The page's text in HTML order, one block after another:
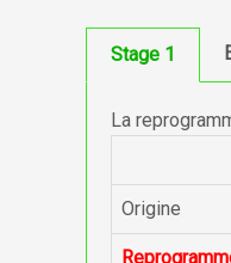
Stage 1
La
Origine